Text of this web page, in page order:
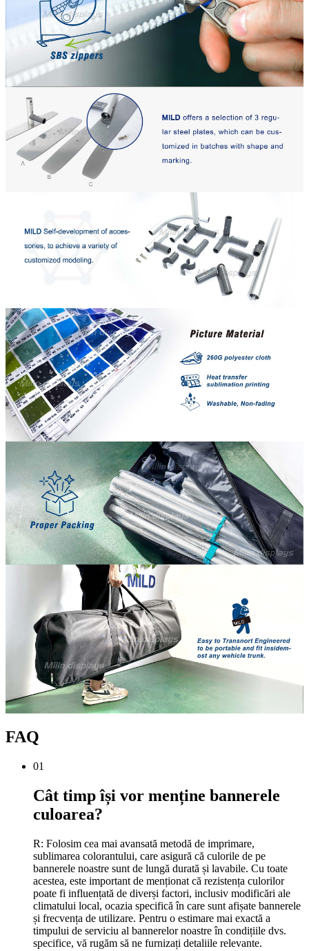
FAQ
01
Cât timp își vor menține bannerele
culoarea?
R: Folosim cea mai avansată metodă de imprimare,
sublimarea colorantului, care asigură că culorile de pe
bannerele noastre sunt de lungă durată și lavabile. Cu toate
acestea, este important de menționat că rezistența culorilor
poate fi influențată de diverși factori, inclusiv modificări ale
climatului local, ocazia specifică în care sunt afișate bannerele
și frecvența de utilizare. Pentru o estimare mai exactă a
timpului de serviciu al bannerelor noastre în condițiile dvs.
specifice, vă rugăm să ne furnizați detaliile relevante.